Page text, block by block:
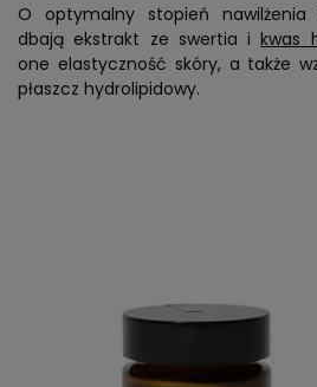
O optymalny stopień nawilżenia
dbają ekstrakt ze swertia ikwas
one elastyczność skóry, a także
płaszcz hydrolipidowy.